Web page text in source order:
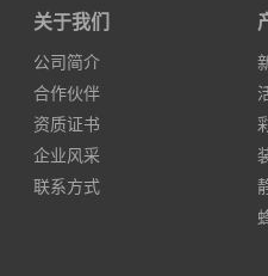
关于我们
公司简介
合作伙伴
资质证书
企业风采
联系方式